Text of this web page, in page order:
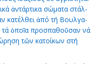
ἀν­τάρ­τι­κα σώ­μα­τα στάλ­
κα­τέλ­θει ἀ­πό τή Βουλ­γα­
τά ὁ­ποῖ­α προ­σπα­θοῦ­σαν νά
τῶν κα­τοί­κων στή